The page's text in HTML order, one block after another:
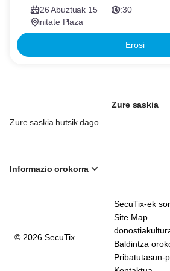
2026 Abuztuak 15
19:30
Trinitate Plaza
Erosi
Zure saskia
Zure saskia hutsik dago
Informazio orokorra
© 2026 SecuTix
SecuTix-ek
Site Map
Baldintza
Pribatutasun-